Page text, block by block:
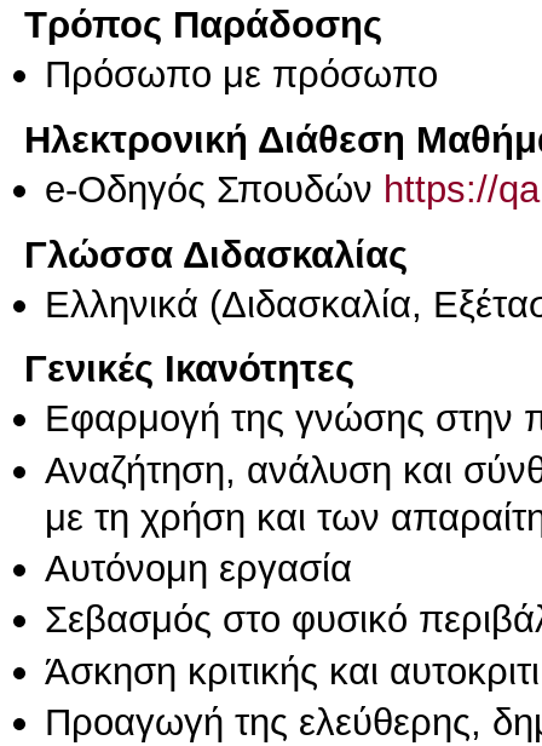
Τρόπος Παράδοσης
Πρόσωπο με πρόσωπο
Ηλεκτρονική Διάθεση
e-Οδηγός Σπουδών https://
Γλώσσα Διδασκαλίας
Ελληνικά (Διδασκαλία,
Γενικές Ικανότητες
Εφαρμογή της γνώσης στην
Αναζήτηση, ανάλυση και
με τη χρήση και των
Αυτόνομη εργασία
Σεβασμός στο φυσικό
Άσκηση κριτικής και
Προαγωγή της ελεύθερης,